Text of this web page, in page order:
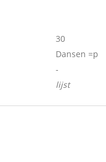
30
Dansen =p
-
lijst